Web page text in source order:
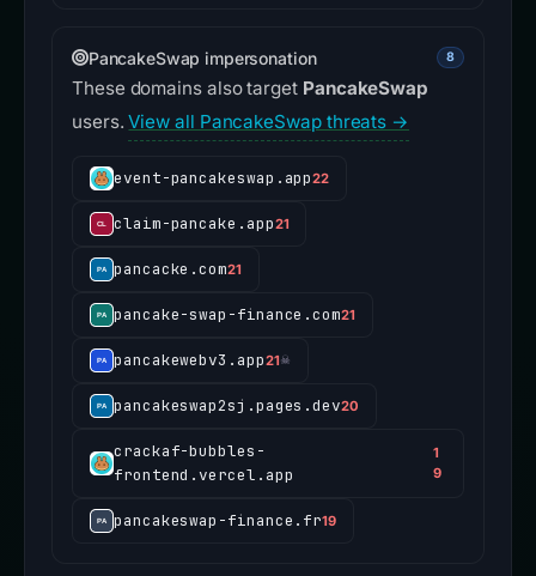
PancakeSwap impersonation 8
These domains also target PancakeSwap
users.View all PancakeSwap threats →
event-pancakeswap.app22
claim-pancake.app21
pancacke.com21
pancake-swap-finance.com21
pancakewebv3.app21☠
pancakeswap2sj.pages.dev20
crackaf-bubbles-
frontend.vercel.app
1
9
pancakeswap-finance.fr19